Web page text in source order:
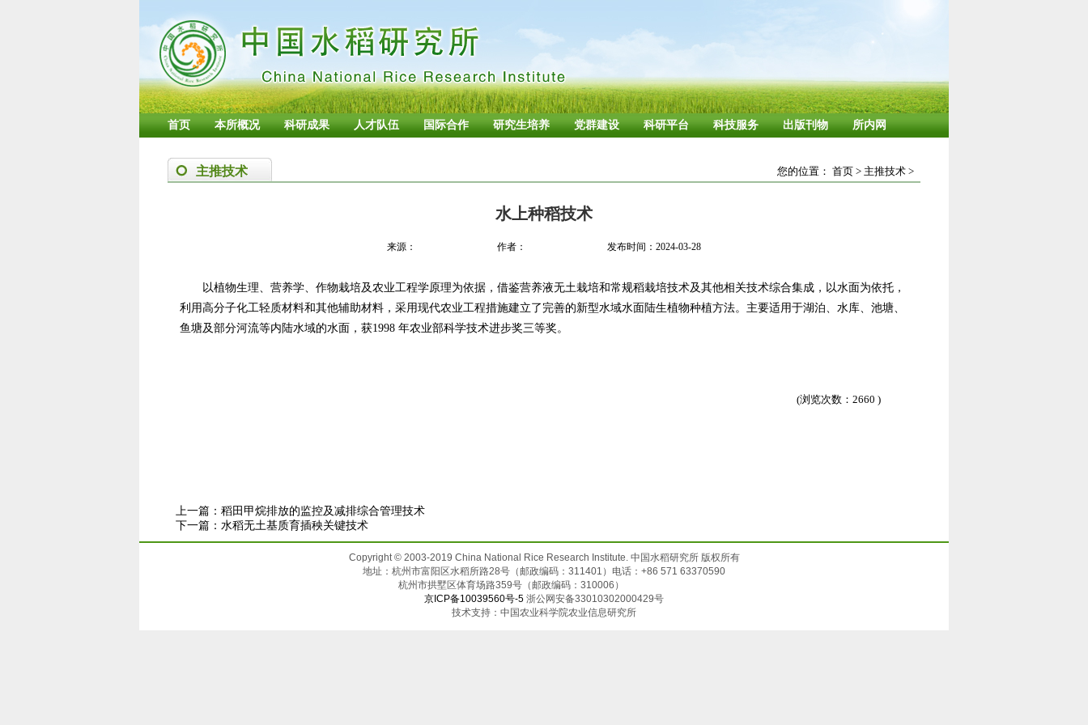
首页 本所概况 科研成果 人才队伍 国际合作 研究生培养 党群建设 科研平台 科技服务 出版刊物 所内网
主推技术 您的位置： 首页 > 主推技术 >
水上种稻技术
来源： 作者： 发布时间：2024-03-28
以植物生理、营养学、作物栽培及农业工程学原理为依据，借鉴营养液无土栽培和常规稻栽培技术及其他相关技术综合集成，以水面为依托，
利用高分子化工轻质材料和其他辅助材料，采用现代农业工程措施建立了完善的新型水域水面陆生植物种植方法。主要适用于湖泊、水库、池塘、
鱼塘及部分河流等内陆水域的水面，获1998 年农业部科学技术进步奖三等奖。
(浏览次数： 2660 )
上一篇： 稻田甲烷排放的监控及减排综合管理技术
下一篇： 水稻无土基质育插秧关键技术
Copyright © 2003-2019 China National Rice Research Institute. 中国水稻研究所 版权所有
地址：杭州市富阳区水稻所路28号（邮政编码：311401）电话：+86 571 63370590
杭州市拱墅区体育场路359号（邮政编码：310006）
京ICP备10039560号-5 浙公网安备33010302000429号
技术支持：中国农业科学院农业信息研究所